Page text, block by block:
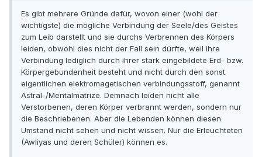
Es gibt mehrere Gründe dafür, wovon einer (wohl der
wichtigste) die mögliche Verbindung der Seele/des Geistes
zum Leib darstellt und sie durchs Verbrennen des Körpers
leiden, obwohl dies nicht der Fall sein dürfte, weil ihre
Verbindung lediglich durch ihrer stark eingebildete Erd- bzw.
Körpergebundenheit besteht und nicht durch den sonst
eigentlichen elektromagetischen verbindungsstoff, genannt
Astral-/Mentalmatrize. Demnach leiden nicht alle
Verstorbenen, deren Körper verbrannt werden, sondern nur
die Beschriebenen. Aber die Lebenden können diesen
Umstand nicht sehen und nicht wissen. Nur die Erleuchteten
(Awliyas und deren Schüler) können es.